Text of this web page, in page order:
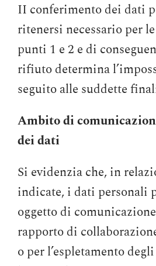
II conferimento dei dati
ritenersi necessario per
punti 1 e 2 e di
rifiuto determina
seguito alle suddette
Ambito di
dei dati
Si evidenzia che, in
indicate, i dati personali
oggetto di
rapporto di
o per l’espletamento